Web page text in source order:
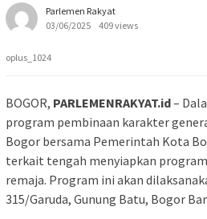
Parlemen Rakyat
03/06/2025
409 views
oplus_1024
BOGOR, PARLEMENRAKYAT.id–
program pembinaan karakter
Bogor bersama Pemerintah Kota
terkait tengah menyiapkan
remaja. Program ini akan
315/Garuda, Gunung Batu, Bogor